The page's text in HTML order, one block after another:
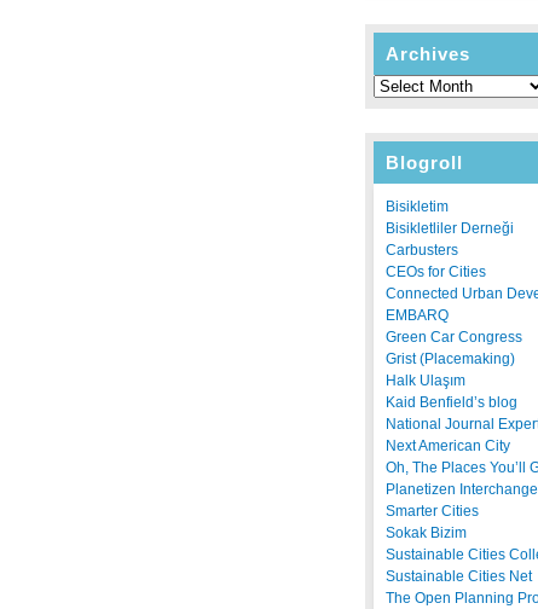
Archives
Blogroll
Bisikletim
Bisikletliler Derneği
Carbusters
CEOs for Cities
Connected Urban
EMBARQ
Green Car Congress
Grist (Placemaking)
Halk Ulaşım
Kaid Benfield’s blog
National Journal
Next American City
Oh, The Places You’ll
Planetizen Interchange
Smarter Cities
Sokak Bizim
Sustainable Cities
Sustainable Cities Net
The Open Planning